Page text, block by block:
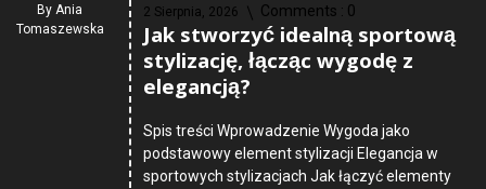
By Ania
Tomaszewska
2 Sierpnia, 2026 Comments : 0
Jak stworzyć idealną sportową
stylizację, łącząc wygodę z
elegancją?
Spis treści Wprowadzenie Wygoda jako
podstawowy element stylizacji Elegancja w
sportowych stylizacjach Jak łączyć elementy